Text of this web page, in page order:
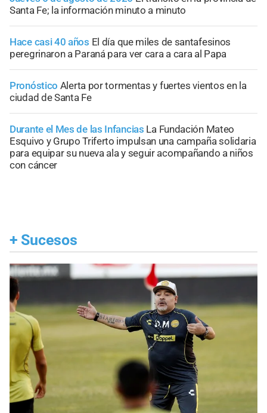
Santa Fe; la información minuto a minuto
Hace casi 40 años El día que miles de santafesinos
peregrinaron a Paraná para ver cara a cara al Papa
Pronóstico Alerta por tormentas y fuertes vientos en la
ciudad de Santa Fe
Durante el Mes de las Infancias La Fundación Mateo
Esquivo y Grupo Triferto impulsan una campaña solidaria
para equipar su nueva ala y seguir acompañando a niños
con cáncer
+ Sucesos